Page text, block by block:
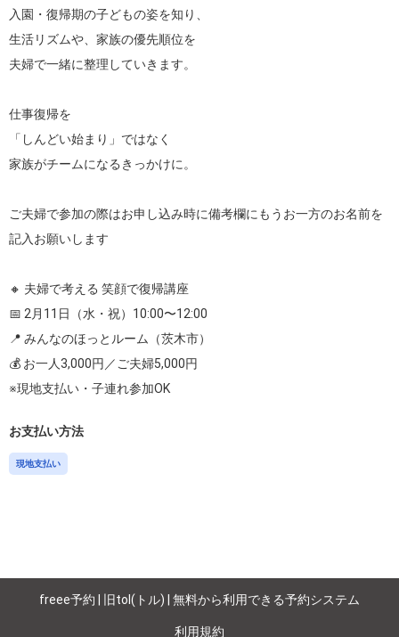
入園・復帰期の子どもの姿を知り、
生活リズムや、家族の優先順位を
夫婦で一緒に整理していきます。
仕事復帰を
「しんどい始まり」ではなく
家族がチームになるきっかけに。
ご夫婦で参加の際はお申し込み時に備考欄にもうお一方のお名前を
記入お願いします
🔸 夫婦で考える 笑顔で復帰講座
📅 2月11日（水・祝）10:00〜12:00
📍 みんなのほっとルーム（茨木市）
💰 お一人3,000円／ご夫婦5,000円
お支払い方法
現地支払い
freee予約 | 旧tol(トル) | 無料から利用できる予約システム
利用規約